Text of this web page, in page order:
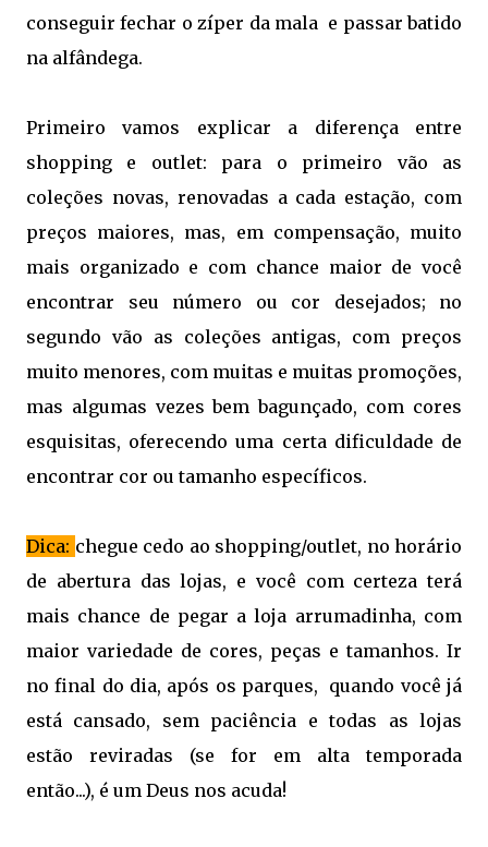
conseguir fechar o zíper da mala e passar batido
na alfândega.
Primeiro vamos explicar a diferença entre
shopping e outlet: para o primeiro vão as
coleções novas, renovadas a cada estação, com
preços maiores, mas, em compensação, muito
mais organizado e com chance maior de você
encontrar seu número ou cor desejados; no
segundo vão as coleções antigas, com preços
muito menores, com muitas e muitas promoções,
mas algumas vezes bem bagunçado, com cores
esquisitas, oferecendo uma certa dificuldade de
encontrar cor ou tamanho específicos.
Dica: chegue cedo ao shopping/outlet, no horário
de abertura das lojas, e você com certeza terá
mais chance de pegar a loja arrumadinha, com
maior variedade de cores, peças e tamanhos. Ir
no final do dia, após os parques, quando você já
está cansado, sem paciência e todas as lojas
estão reviradas (se for em alta temporada
então...), é um Deus nos acuda!